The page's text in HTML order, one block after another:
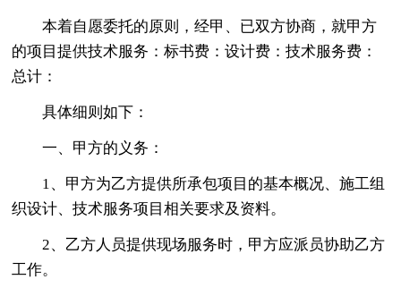
本着自愿委托的原则，经甲、已双方协商，就甲方
的项目提供技术服务：标书费：设计费：技术服务费：
总计：
具体细则如下：
一、甲方的义务：
1、甲方为乙方提供所承包项目的基本概况、施工组
织设计、技术服务项目相关要求及资料。
2、乙方人员提供现场服务时，甲方应派员协助乙方
工作。